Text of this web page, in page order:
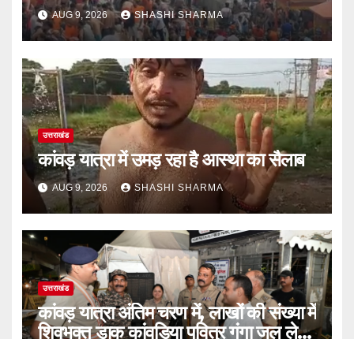
AUG 9, 2026 SHASHI SHARMA
उत्तराखंड
कांवड़ यात्रा में उमड़ रहा है आस्था का सैलाब
AUG 9, 2026 SHASHI SHARMA
उत्तराखंड
कांवड़ यात्रा अंतिम चरण में, लाखों की संख्या में
शिवभक्त डाक कांवड़िया पवित्र गंगा जल लेने